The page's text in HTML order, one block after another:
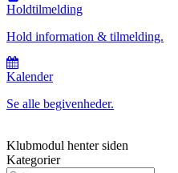
Holdtilmelding
Hold information & tilmelding.
Kalender
Se alle begivenheder.
Klubmodul henter siden
Kategorier